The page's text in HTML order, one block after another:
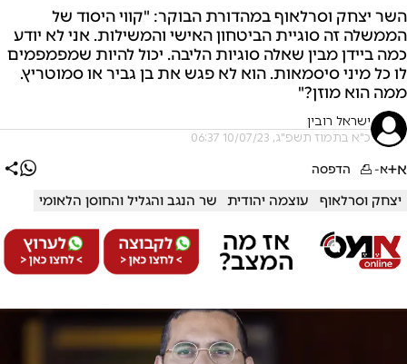
השר יצחק וסרלאוף במהדורת הבוקר: "קווי היסוד של
הממשלה זה סוגיית הביטחון האישי והמשילות. אני לא יודע
כמה ביידן מבין שאלה סוגיות הליבה. יכול להיות שמפמפמים
לו כל מיני סיסמאות. הוא לא פגש את בן גביר או סמוטריץ.
ממה הוא מוזן?"
ישראל רובין
כ"א בתמוז תשפ"ג, 10/07/23 06:37
א+א- הדפסה
יצחק וסרלאוף עוצמה יהודית שר הנגב והגליל והחוסן הלאומי